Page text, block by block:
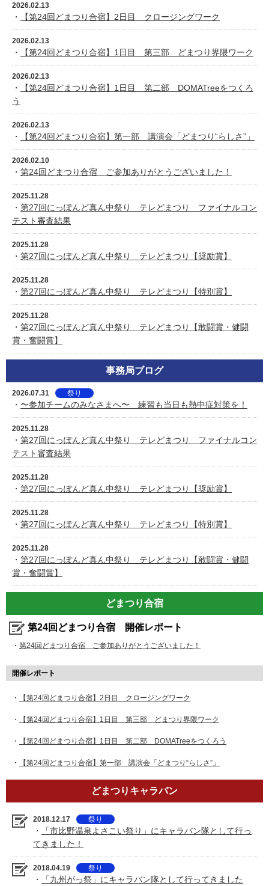
2026.02.13
・ 【第24回どまつり合宿】2日目 クロージングワーク
2026.02.13
・ 【第24回どまつり合宿】1日目 第三部 どまつり界隈ワーク
2026.02.13
・
【第24回どまつり合宿】1日目 第二部 DOMATreeをつくろ
う
2026.02.13
・ 【第24回どまつり合宿】第一部 講演会「どまつり“らしさ”」
2026.02.10
・ 第24回どまつり合宿 ご参加ありがとうございました！
2025.11.28
・ 第27回にっぽんど真ん中祭り テレどまつり ファイナルコン
テスト審査結果
2025.11.28
・ 第27回にっぽんど真ん中祭り テレどまつり【奨励賞】
2025.11.28
・ 第27回にっぽんど真ん中祭り テレどまつり【特別賞】
2025.11.28
・ 第27回にっぽんど真ん中祭り テレどまつり【敢闘賞・健闘
賞・奮闘賞】
事務局ブログ
2026.07.31 祭り
・ 〜参加チームのみなさまへ〜 練習も当日も熱中症対策を！
2025.11.28
・ 第27回にっぽんど真ん中祭り テレどまつり ファイナルコン
テスト審査結果
2025.11.28
・ 第27回にっぽんど真ん中祭り テレどまつり【奨励賞】
2025.11.28
・ 第27回にっぽんど真ん中祭り テレどまつり【特別賞】
2025.11.28
・ 第27回にっぽんど真ん中祭り テレどまつり【敢闘賞・健闘
賞・奮闘賞】
どまつり合宿
第24回どまつり合宿 開催レポート
・ 第24回どまつり合宿 ご参加ありがとうございました！
開催レポート
・ 【第24回どまつり合宿】2日目 クロージングワーク
・ 【第24回どまつり合宿】1日目 第三部 どまつり界隈ワーク
・ 【第24回どまつり合宿】1日目 第二部 DOMATreeをつくろう
・ 【第24回どまつり合宿】第一部 講演会「どまつり“らしさ”」
どまつりキャラバン
2018.12.17 祭り
・
「市比野温泉よさこい祭り」にキャラバン隊として行っ
てきました！
2018.04.19 祭り
・ 「九州がっ祭」にキャラバン隊として行ってきました